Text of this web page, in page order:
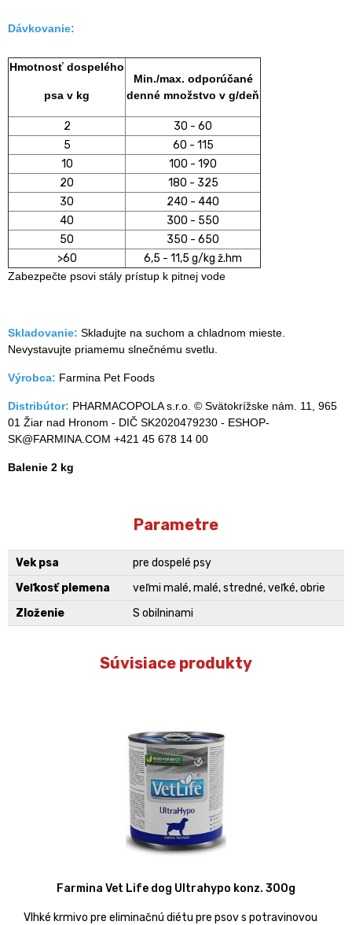
Dávkovanie:
Hmotnosť dospelého
psa v kg
Min./max. odporúčané
denné množstvo v g/deň
2
30 - 60
5
60 - 115
10
100 - 190
20
180 - 325
30
240 - 440
40
300 - 550
50
350 - 650
>60
6,5 - 11,5 g/kg ž.hm
Zabezpečte psovi stály prístup k pitnej vode
Skladovanie: Skladujte na suchom a chladnom mieste.
Nevystavujte priamemu slnečnému svetlu.
Výrobca: Farmina Pet Foods
Distribútor: PHARMACOPOLA s.r.o. © Svätokrížske nám. 11, 965
01 Žiar nad Hronom - DIČ SK2020479230 - ESHOP-
SK@FARMINA.COM +421 45 678 14 00
Balenie 2 kg
Parametre
Vek psa
pre dospelé psy
Veľkosť plemena
veľmi malé, malé, stredné, veľké, obrie
Zloženie
S obilninami
Súvisiace produkty
Farmina Vet Life dog Ultrahypo konz. 300g
Vlhké krmivo pre eliminačnú diétu pre psov s potravinovou